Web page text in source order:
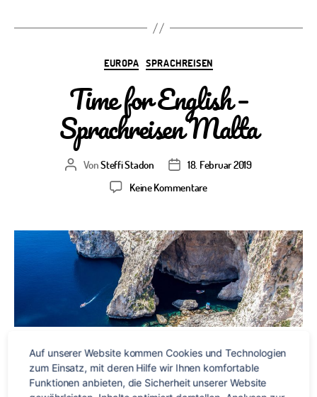
Kategorien
EUROPA SPRACHREISEN
Time for English –
Sprachreisen Malta
Beitragsautor
VonSteffi Stadon Veröffentlichungsdatum
18. Februar 2019
Keine Kommentarezu
English
–
Sprachreisen
Malta
Draußen ist es eklig kalt, kein Sonnenstrahl in Sicht – auch
die Wettervorhersage sagt nichts Gutes für die nächsten
Auf unserer Website kommen Cookies und Technologien
zum Einsatz, mit deren Hilfe wir Ihnen komfortable
Funktionen anbieten, die Sicherheit unserer Website